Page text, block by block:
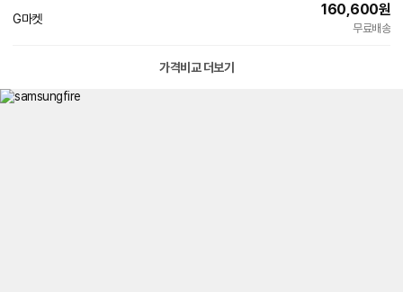
G마켓
160,600원
무료배송
가격비교 더보기